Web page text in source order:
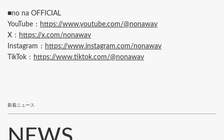
■no na OFFICIAL
YouTube： https://www.youtube.com/@nonawav
X： https://x.com/nonawav
Instagram： https://www.instagram.com/nonawav
TikTok： https://www.tiktok.com/@nonawav
新着ニュース